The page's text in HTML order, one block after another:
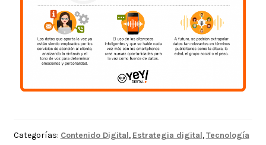
Categorías: Contenido Digital, Estrategia digital,Tecnología